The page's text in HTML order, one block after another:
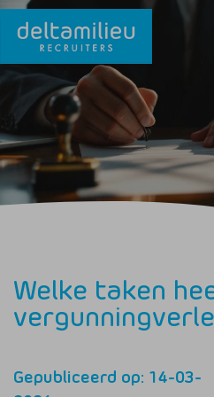
Welke taken
Gepubliceerd op: 14-03-